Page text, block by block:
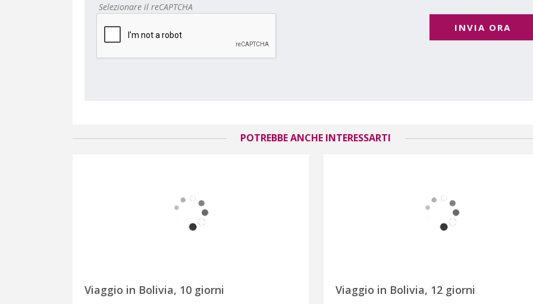
Selezionare il reCAPTCHA
INVIA ORA
POTREBBE ANCHE INTERESSARTI
Viaggio in Bolivia, 10 giorni Viaggio in Bolivia, 12 giorni